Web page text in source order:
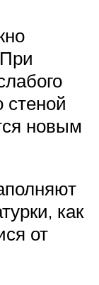
стеной
новым
как
от